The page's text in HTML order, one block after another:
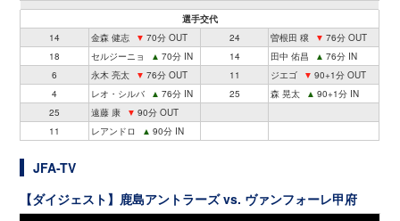
選手交代
14
金森 健志 ▼ 70分 OUT 24 曽根田 穣 ▼ 76分 OUT
18
セルジーニョ ▲ 70分 IN 14 田中 佑昌 ▲ 76分 IN
6
永木 亮太 ▼ 76分 OUT 11 ジエゴ ▼ 90+1分 OUT
4
レオ・シルバ ▲ 76分 IN 25 森 晃太 ▲ 90+1分 IN
25
遠藤 康 ▼ 90分 OUT
11
レアンドロ ▲ 90分 IN
JFA-TV
【ダイジェスト】鹿島アントラーズ vs. ヴァンフォーレ甲府